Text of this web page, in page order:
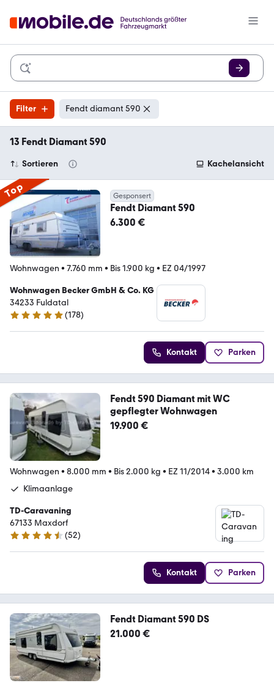
Filter Fendt diamant 590
13 Fendt Diamant 590
Sortieren Kachelansicht
Top Gesponsert
Fendt Diamant 590
6.300 €
Wohnwagen • 7.760 mm • Bis 1.900 kg • EZ 04/1997
Wohnwagen Becker GmbH & Co. KG
34233 Fuldatal
5 Sterne
(178)
Kontakt Parken
Fendt 590 Diamant mit WC
gepflegter Wohnwagen
19.900 €
Wohnwagen • 8.000 mm • Bis 2.000 kg • EZ 11/2014• 3.000 km
Klimaanlage
TD-Caravaning
67133 Maxdorf
4.7 Sterne
(52)
Kontakt Parken
Fendt Diamant 590 DS
21.000 €